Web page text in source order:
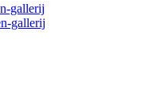
gallerij
gallerij